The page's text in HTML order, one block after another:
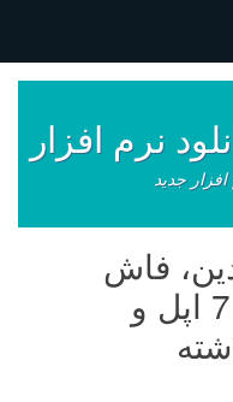
نرم افزار
جدید
فاش
شدن تصاویر آیفون 7 اپل و